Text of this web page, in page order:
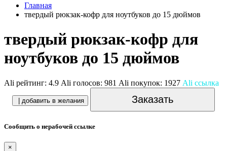
Главная
твердый рюкзак-кофр для ноутбуков до 15 дюймов
твердый рюкзак-кофр для
ноутбуков до 15 дюймов
Ali рейтинг: 4.9 Ali голосов: 981 Ali покупок: 1927 Ali ссылка
| добавить в желания Заказать
Сообщить о нерабочей ссылке
×